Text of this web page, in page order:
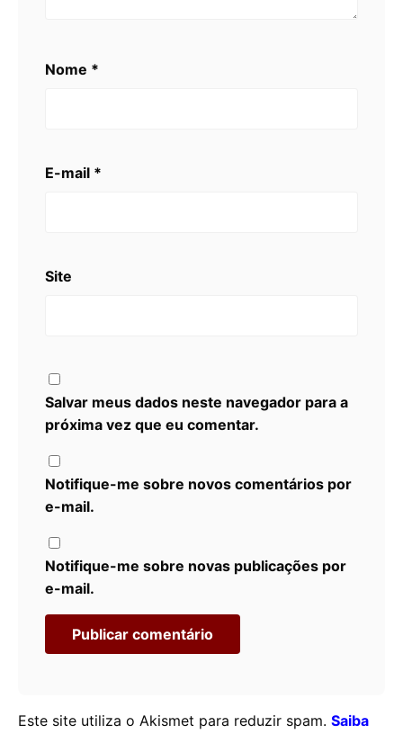
Nome *
E-mail *
Site
Salvar meus dados neste navegador para a
próxima vez que eu comentar.
Notifique-me sobre novos comentários por
e-mail.
Notifique-me sobre novas publicações por
e-mail.
Este site utiliza o Akismet para reduzir spam. Saiba